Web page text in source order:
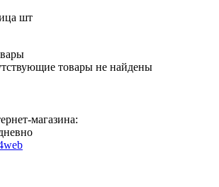
шт
товары не найдены
магазина: